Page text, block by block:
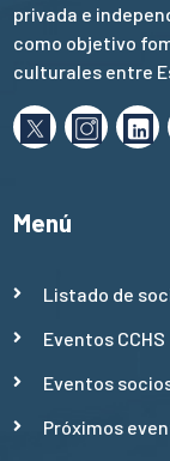
privada e
como objetivo
culturales entre
Menú
Listado de
Eventos CCHS
Eventos
Próximos